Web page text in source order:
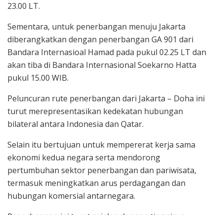
23.00 LT.
Sementara, untuk penerbangan menuju Jakarta
diberangkatkan dengan penerbangan GA 901 dari
Bandara Internasioal Hamad pada pukul 02.25 LT dan
akan tiba di Bandara Internasional Soekarno Hatta
pukul 15.00 WIB.
Peluncuran rute penerbangan dari Jakarta – Doha ini
turut merepresentasikan kedekatan hubungan
bilateral antara Indonesia dan Qatar.
Selain itu bertujuan untuk mempererat kerja sama
ekonomi kedua negara serta mendorong
pertumbuhan sektor penerbangan dan pariwisata,
termasuk meningkatkan arus perdagangan dan
hubungan komersial antarnegara.